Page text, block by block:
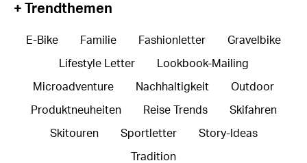
+ Trendthemen
E-Bike Familie Fashionletter Gravelbike
Lifestyle Letter Lookbook-Mailing
Microadventure Nachhaltigkeit Outdoor
Produktneuheiten Reise Trends Skifahren
Skitouren Sportletter Story-Ideas
Tradition